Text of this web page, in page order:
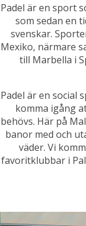
Padel är en sport
som sedan en
svenskar.
Mexiko, närmare
till Marbella i
Padel är en social
komma igång
behövs. Här på
banor med och
väder. Vi
favoritklubbar i